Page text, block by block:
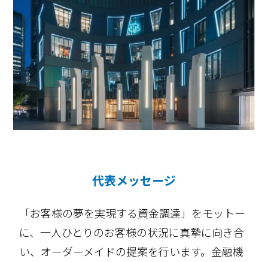
代表メッセージ
「お客様の夢を実現する資金調達」をモットー
に、一人ひとりのお客様の状況に真摯に向き合
い、オーダーメイドの提案を行います。金融機